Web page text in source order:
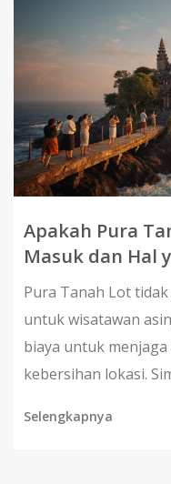
Apakah Pura
Masuk dan Hal
Sebelum
Pura Tanah Lot
untuk wisatawan
biaya untuk
kebersihan lokasi.
Selengkapnya